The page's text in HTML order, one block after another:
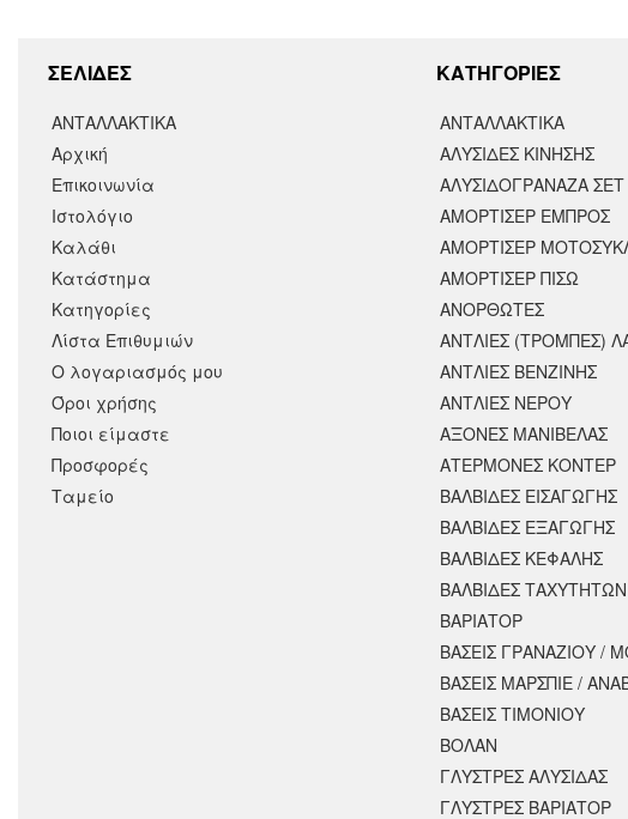
ΣΕΛΙΔΕΣ
ΑΝΤΑΛΛΑΚΤΙΚΑ
Αρχική
Επικοινωνία
Ιστολόγιο
Καλάθι
Κατάστημα
Κατηγορίες
Λίστα Επιθυμιών
Ο λογαριασμός μου
Όροι χρήσης
Ποιοι είμαστε
Προσφορές
Ταμείο
KΑΤΗΓΟΡΙΕΣ
ΑΝΤΑΛΛΑΚΤΙΚΆ
ΑΛΥΣΙΔΕΣ ΚΙΝΗΣΗΣ
ΑΛΥΣΙΔΟΓΡΑΝΑΖΑ ΣΕΤ
ΑΜΟΡΤΙΣΕΡ ΕΜΠΡΟΣ
ΑΜΟΡΤΙΣΈΡ
ΑΜΟΡΤΙΣΕΡ ΠΙΣΩ
ΑΝΟΡΘΩΤΕΣ
ΑΝΤΛΙΕΣ (ΤΡΟΜΠΕΣ)
ΑΝΤΛΙΕΣ ΒΕΝΖΙΝΗΣ
ΑΝΤΛΙΕΣ ΝΕΡΟΥ
ΑΞΟΝΕΣ ΜΑΝΙΒΕΛΑΣ
ΑΤΕΡΜΟΝΕΣ ΚΟΝΤΕΡ
ΒΑΛΒΙΔΕΣ ΕΙΣΑΓΩΓΗΣ
ΒΑΛΒΙΔΕΣ ΕΞΑΓΩΓΗΣ
ΒΑΛΒΙΔΕΣ ΚΕΦΑΛΗΣ
ΒΑΛΒΙΔΕΣ ΤΑΧΥΤΗΤΩΝ
ΒΑΡΙΑΤΟΡ
ΒΑΣΕΙΣ ΓΡΑΝΑΖΙΟΥ /
ΒΑΣΕΙΣ ΜΑΡΣΠΙΕ /
ΒΑΣΕΙΣ ΤΙΜΟΝΙΟΥ
ΒΟΛΑΝ
ΓΛΥΣΤΡΕΣ ΑΛΥΣΙΔΑΣ
ΓΛΥΣΤΡΕΣ ΒΑΡΙΑΤΟΡ